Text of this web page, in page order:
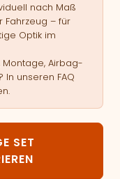
nach Maß
Fahrzeug – für
Optik im
Montage, Airbag-
unseren FAQ
PASSAT
SET